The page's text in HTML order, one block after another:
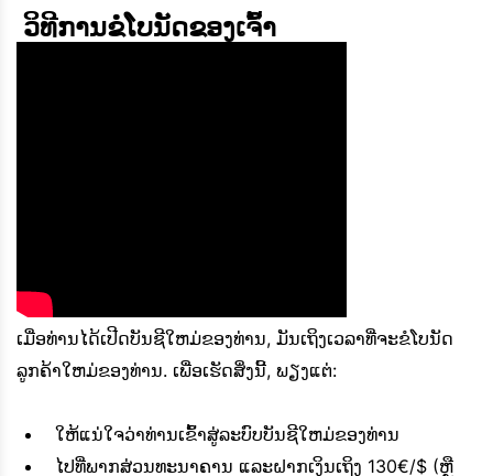
ວິທີການຂໍໂບນັດຂອງເຈົ້າ
ເມື່ອທ່ານໄດ້ເປີດບັນຊີໃຫມ່ຂອງທ່ານ, ມັນເຖິງເວລາທີ່ຈະຂໍໂບນັດ
ລູກຄ້າໃຫມ່ຂອງທ່ານ. ເພື່ອເຮັດສິ່ງນີ້, ພຽງແຕ່:
ໃຫ້ແນ່ໃຈວ່າທ່ານເຂົ້າສູ່ລະບົບບັນຊີໃຫມ່ຂອງທ່ານ
ໄປທີ່ພາກສ່ວນທະນາຄານ ແລະຝາກເງິນເຖິງ 130€/$ (ຫຼື